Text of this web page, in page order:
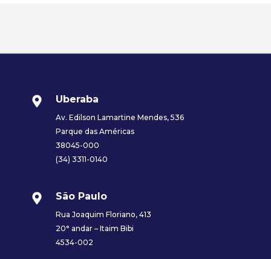
Uberaba
Av. Edilson Lamartine Mendes, 536
Parque das Américas
38045-000
(34) 3311-0140
São Paulo
Rua Joaquim Floriano, 413
20° andar – Itaim Bibi
4534-002